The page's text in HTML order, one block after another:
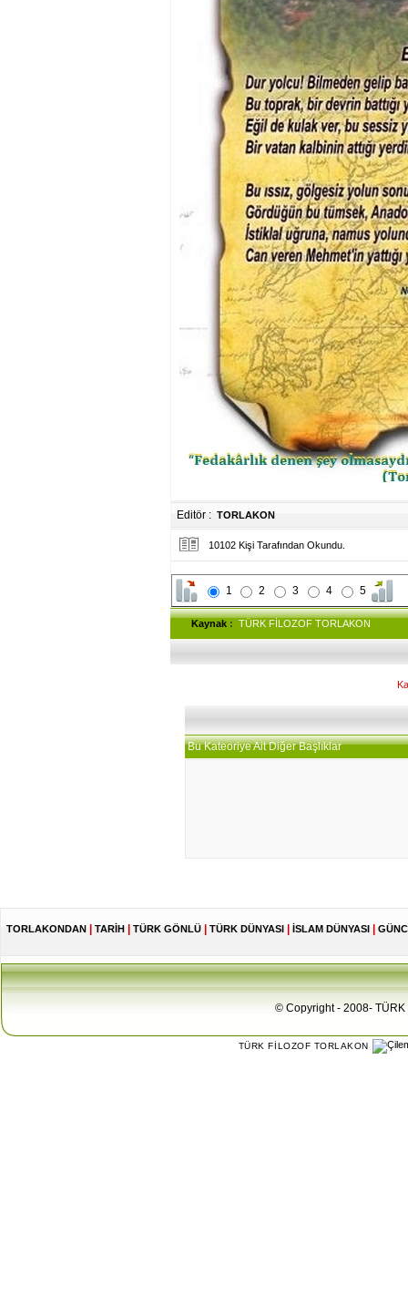
Editör : TORLAKON
10102 Kişi Tarafından Okundu.
1 2 3 4 5
Kaynak : TÜRK FİLOZOF TORLAKON
Bu Kateoriye Ait Diğer Başlıklar
TORLAKONDAN TARİH TÜRK GÖNLÜ TÜRK DÜNYASI İSLAM DÜNYASI
© Copyright - 2008- TÜRK
TÜRK FİLOZOF TORLAKON